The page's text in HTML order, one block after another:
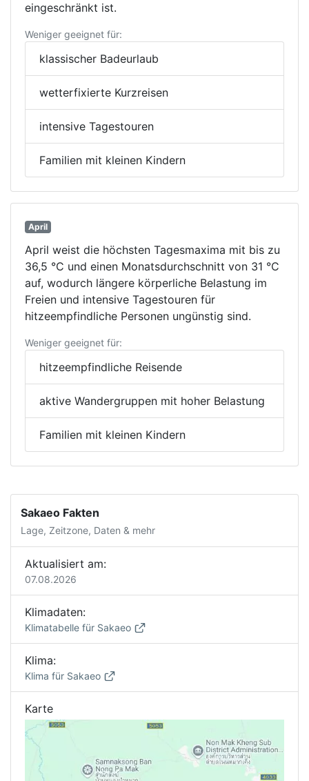
eingeschränkt ist.
Weniger geeignet für:
klassischer Badeurlaub
wetterfixierte Kurzreisen
intensive Tagestouren
Familien mit kleinen Kindern
April
April weist die höchsten Tagesmaxima mit bis zu
36,5 °C und einen Monatsdurchschnitt von 31 °C
auf, wodurch längere körperliche Belastung im
Freien und intensive Tagestouren für
hitzeempfindliche Personen ungünstig sind.
Weniger geeignet für:
hitzeempfindliche Reisende
aktive Wandergruppen mit hoher Belastung
Familien mit kleinen Kindern
Sakaeo Fakten
Lage, Zeitzone, Daten & mehr
Aktualisiert am:
07.08.2026
Klimadaten:
Klimatabelle für Sakaeo
Klima:
Klima für Sakaeo
Karte